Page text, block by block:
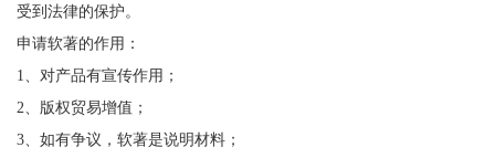
受到法律的保护。
申请软著的作用：
1、对产品有宣传作用；
2、版权贸易增值；
3、如有争议，软著是说明材料；